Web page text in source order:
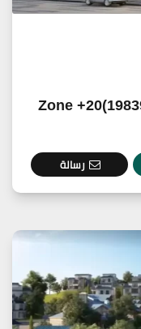
مول زون اكس التجمع الخامس (19839)20+ Zone
رسالة